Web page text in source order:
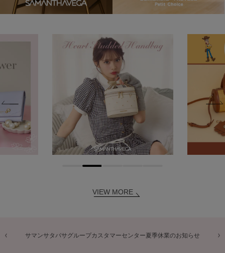
VIEW MORE
商品に関するお詫びとお知らせ